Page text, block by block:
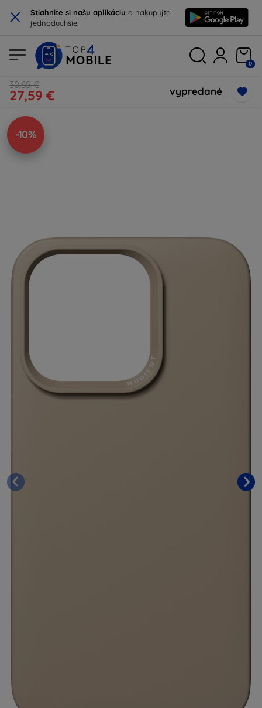
× Stiahnite si našu aplikáciu a nakupujte
jednoduchšie.
0
30,65 €
27,59 € vypredané
-10%